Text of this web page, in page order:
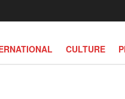
CULTURE